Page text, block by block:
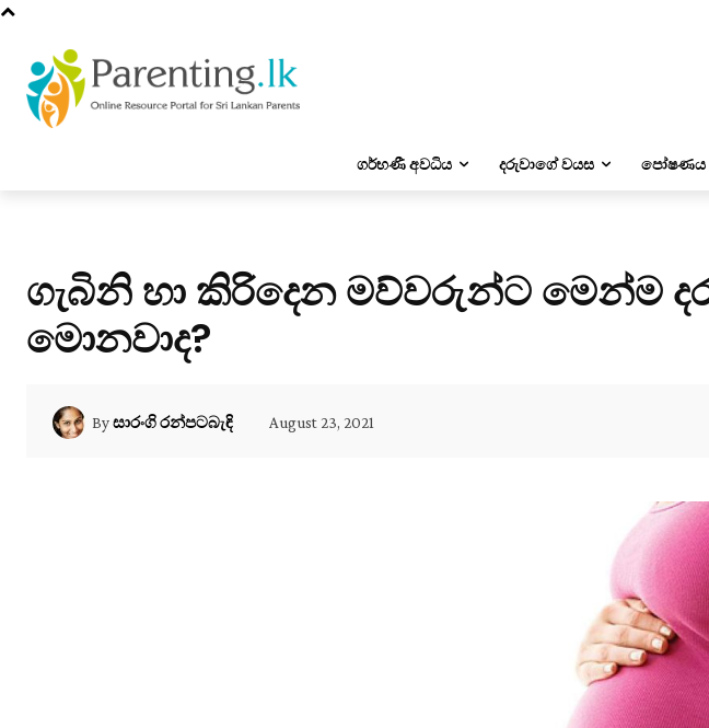
ගර්භණී අවධිය දරුවාගේ වයස පෝෂණය
ගැබිනි හා කිරිදෙන මව්වරුන්ට මෙන්ම
මොනවාද?
Byසාරංගි රන්පටබැඳි August 23, 2021